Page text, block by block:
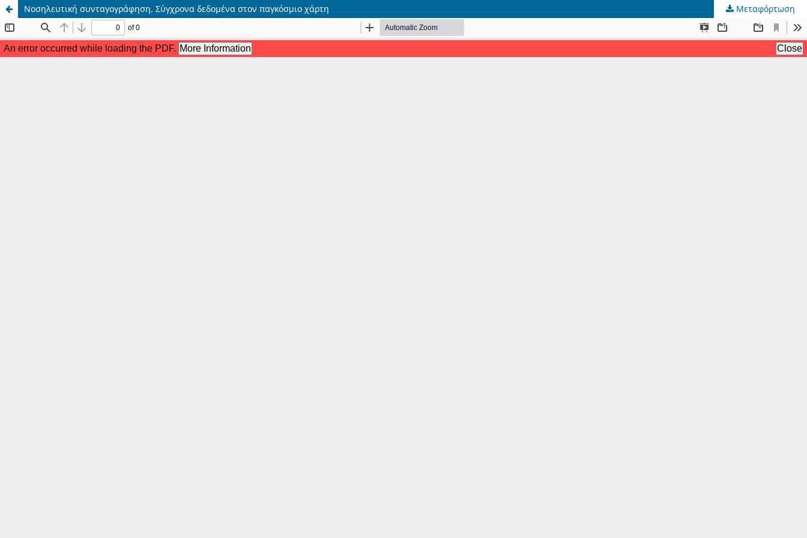
Νοσηλευτική συνταγογράφηση. Σύγχρονα δεδομένα στον παγκόσμιο χάρτη Μεταφόρτωση